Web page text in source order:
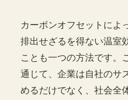
カーボンオフセットによ
排出せざるを得ない温室
ことも一つの方法です。
通じて、企業は自社のサ
めるだけでなく、社会全